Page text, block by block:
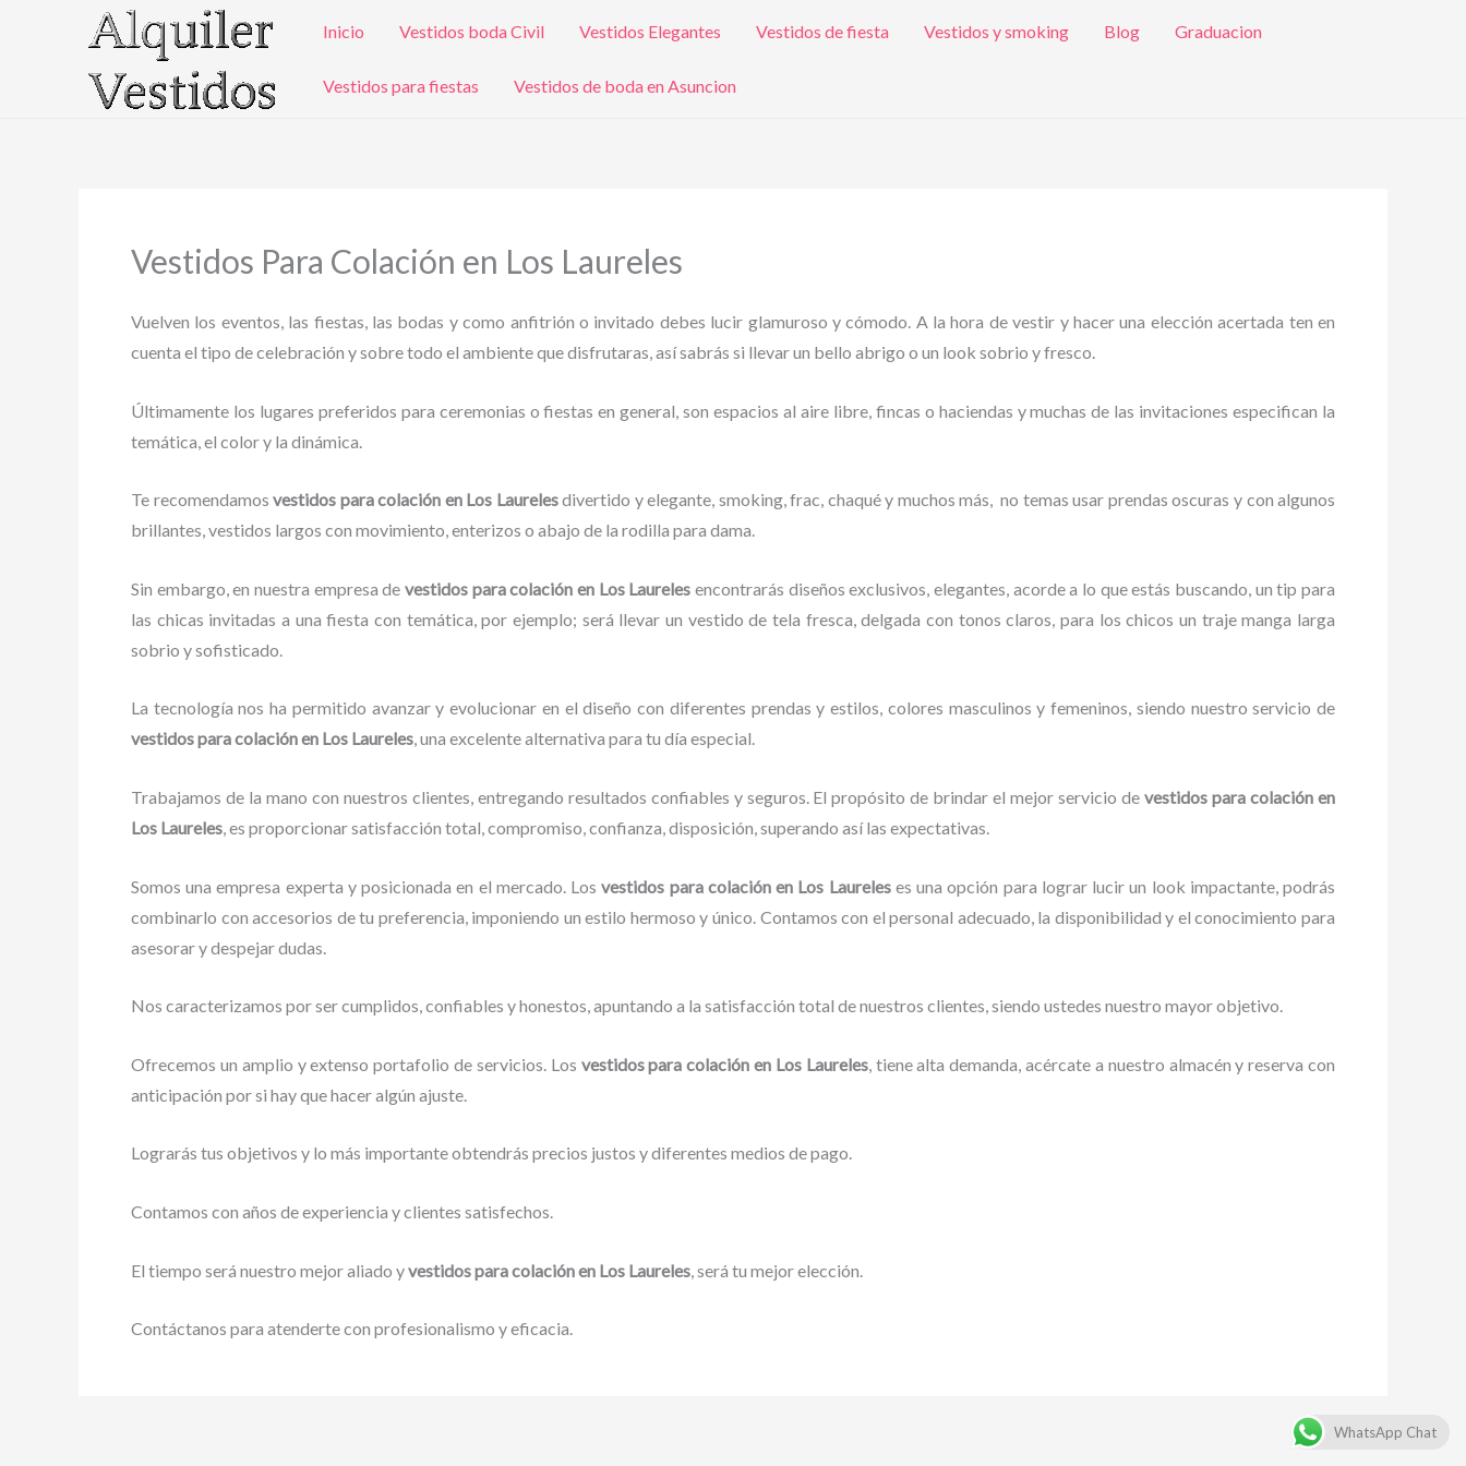
Inicio Vestidos boda Civil Vestidos Elegantes Vestidos de fiesta Vestidos y smoking Blog Graduacion
Vestidos para fiestas Vestidos de boda en Asuncion
Vestidos Para Colación en Los Laureles
Vuelven los eventos, las fiestas, las bodas y como anfitrión o invitado debes lucir glamuroso y cómodo. A la hora de vestir y hacer una elección acertada ten en
cuenta el tipo de celebración y sobre todo el ambiente que disfrutaras, así sabrás si llevar un bello abrigo o un look sobrio y fresco.
Últimamente los lugares preferidos para ceremonias o fiestas en general, son espacios al aire libre, fincas o haciendas y muchas de las invitaciones especifican la
temática, el color y la dinámica.
Te recomendamosvestidos paracolación en Los Laurelesdivertido y elegante, smoking, frac, chaqué y muchos más, no temas usar prendas oscuras y con algunos
brillantes, vestidos largos con movimiento, enterizos o abajo de la rodilla para dama.
Sin embargo, en nuestra empresa de vestidos paracolación en Los Laurelesencontrarás diseños exclusivos, elegantes, acorde a lo que estás buscando, un tip para
las chicas invitadas a una fiesta con temática, por ejemplo; será llevar un vestido de tela fresca, delgada con tonos claros, para los chicos un traje manga larga
sobrio y sofisticado.
La tecnología nos ha permitido avanzar y evolucionar en el diseño con diferentes prendas y estilos, colores masculinos y femeninos, siendo nuestro servicio de
vestidos paracolaciónen Los Laureles, una excelente alternativa para tu día especial.
Trabajamos de la mano con nuestros clientes, entregando resultados confiables y seguros. El propósito de brindar el mejor servicio devestidos paracolación en
Los Laureles, es proporcionar satisfacción total, compromiso, confianza, disposición, superando así las expectativas.
Somos una empresa experta y posicionada en el mercado. Losvestidos para colación en Los Laureles es una opción para lograr lucir un look impactante, podrás
combinarlo con accesorios de tu preferencia, imponiendo un estilo hermoso y único. Contamos con el personal adecuado, la disponibilidad y el conocimiento para
asesorar y despejar dudas.
Nos caracterizamos por ser cumplidos, confiables y honestos, apuntando a la satisfacción total de nuestros clientes, siendo ustedes nuestro mayor objetivo.
Ofrecemos un amplio y extenso portafolio de servicios. Los vestidos paracolación en Los Laureles, tiene alta demanda, acércate a nuestro almacén y reserva con
anticipación por si hay que hacer algún ajuste.
Lograrás tus objetivos y lo más importante obtendrás precios justos y diferentes medios de pago.
Contamos con años de experiencia y clientes satisfechos.
El tiempo será nuestro mejor aliado yvestidos paracolaciónen Los Laureles , será tu mejor elección.
Contáctanos para atenderte con profesionalismo y eficacia.
WhatsApp Chat